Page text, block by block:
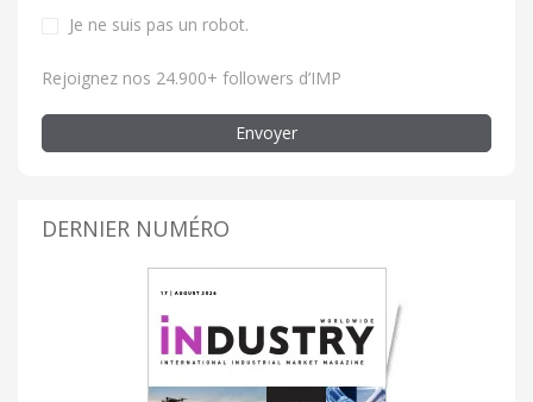
Je ne suis pas un robot.
Rejoignez nos 24.900+ followers d’IMP
Envoyer
DERNIER NUMÉRO